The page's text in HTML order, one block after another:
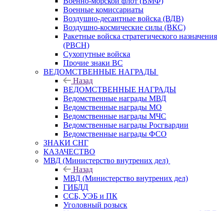
Военные комиссариаты
Воздушно-десантные войска (ВДВ)
Воздушно-космические силы (ВКС)
Ракетные войска стратегического назначения
(РВСН)
Сухопутные войска
Прочие знаки ВС
ВЕДОМСТВЕННЫЕ НАГРАДЫ
Назад
ВЕДОМСТВЕННЫЕ НАГРАДЫ
Ведомственные награды МВД
Ведомственные награды МО
Ведомственные награды МЧС
Ведомственные награды Росгвардии
Ведомственные награды ФСО
ЗНАКИ СНГ
КАЗАЧЕСТВО
МВД (Министерство внутрених дел)
Назад
МВД (Министерство внутрених дел)
ГИБДД
ССБ, УЭБ и ПК
Уголовный розыск